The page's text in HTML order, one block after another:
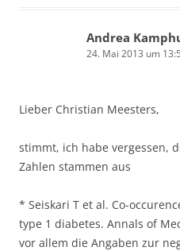
Andrea
24. Mai 2013 um
Lieber Christian Meesters,
stimmt, ich habe vergessen,
Zahlen stammen aus
* Seiskari T et al. Co-
type 1 diabetes. Annals of
vor allem die Angaben zur